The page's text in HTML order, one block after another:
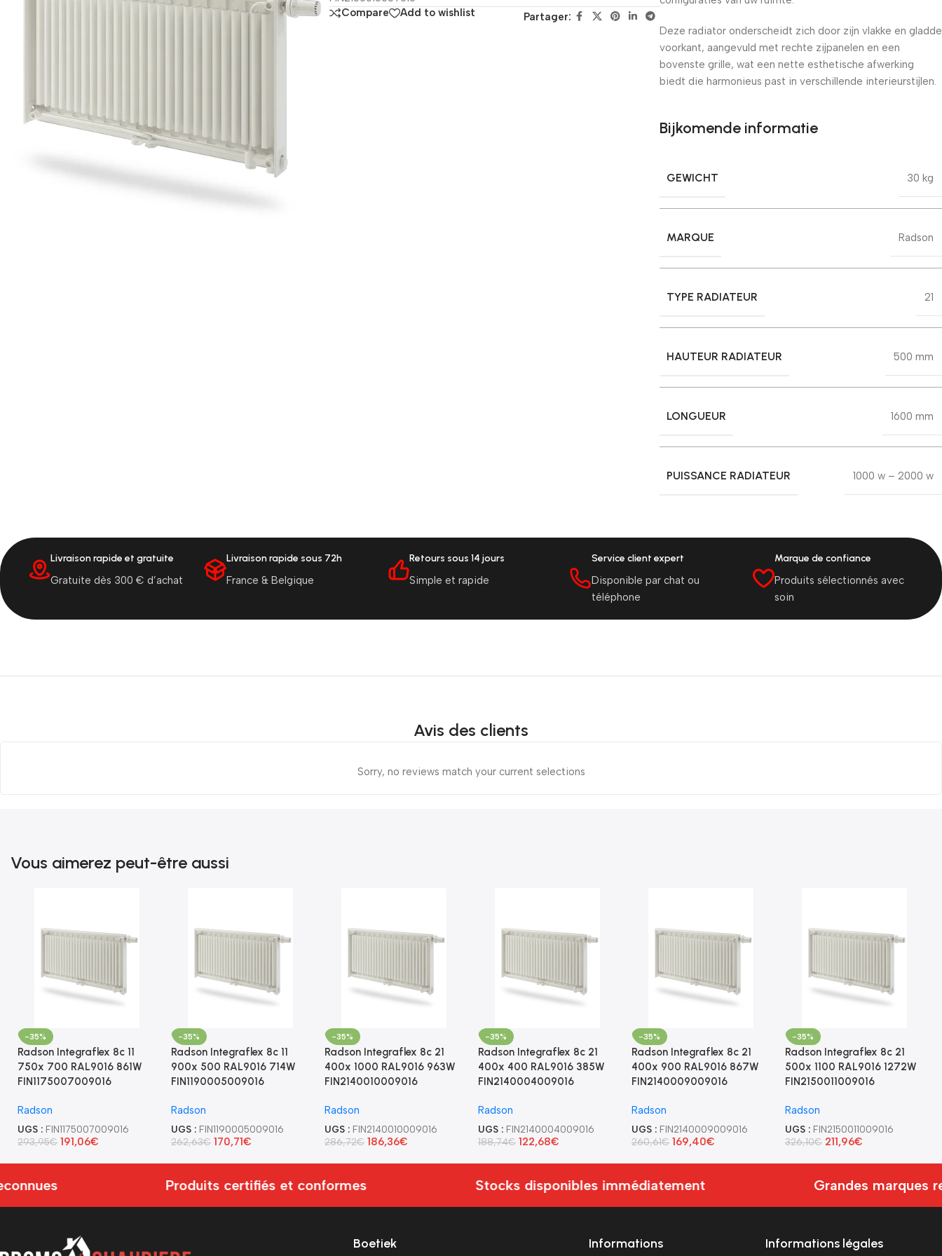
Compare
Add to wishlist Partager:
Deze radiator onderscheidt zich door zijn vlakke en gladde
voorkant, aangevuld met rechte zijpanelen en een
bovenste grille, wat een nette esthetische afwerking
biedt die harmonieus past in verschillende interieurstijlen.
Bijkomende informatie
GEWICHT 30 kg
MARQUE Radson
TYPE RADIATEUR 21
HAUTEUR RADIATEUR 500 mm
LONGUEUR 1600 mm
PUISSANCE RADIATEUR 1000 w – 2000 w
Livraison rapide et gratuite
Gratuite dès 300 € d’achat
Livraison rapide sous 72h
France & Belgique
Retours sous 14 jours
Simple et rapide
Service client expert
Disponible par chat ou
téléphone
Marque de confiance
Produits sélectionnés avec
soin
Avis des clients
Sorry, no reviews match your current selections
Vous aimerez peut-être aussi
-35%
Radson Integraflex 8c 11
750x 700 RAL9016 861W
FIN1175007009016
Radson
UGS : FIN1175007009016
293,95€ 191,06€
-35%
Radson Integraflex 8c 11
900x 500 RAL9016 714W
FIN1190005009016
Radson
UGS : FIN1190005009016
262,63€ 170,71€
-35%
Radson Integraflex 8c 21
400x 1000 RAL9016 963W
FIN2140010009016
Radson
UGS : FIN2140010009016
286,72€ 186,36€
-35%
Radson Integraflex 8c 21
400x 400 RAL9016 385W
FIN2140004009016
Radson
UGS : FIN2140004009016
188,74€ 122,68€
-35%
Radson Integraflex 8c 21
400x 900 RAL9016 867W
FIN2140009009016
Radson
UGS : FIN2140009009016
260,61€ 169,40€
-35%
Radson Integraflex 8c 21
500x 1100 RAL9016 1272W
FIN2150011009016
Radson
UGS : FIN2150011009016
326,10€ 211,96€
Produits certifiés et conformes Stocks disponibles immédiatement Grandes marques
Boetiek Informations Informations légales